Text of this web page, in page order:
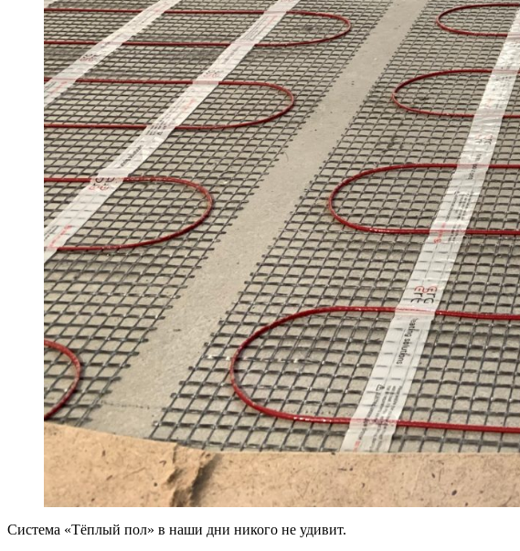
Система «Тёплый пол» в наши дни никого не удивит.